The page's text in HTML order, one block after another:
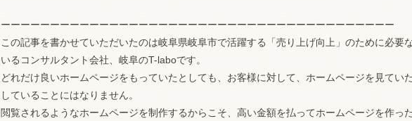
ーーーーーーーーーーーーーーーーーーーーーーーーーーーーーーーーーーーーーーーー
この記事を書かせていただいたのは岐阜県岐阜市で活躍する「売り上げ向上」のために必要
いるコンサルタント会社、岐阜のT-laboです。
どれだけ良いホームページをもっていたとしても、お客様に対して、ホームページを見てい
していることにはなりません。
閲覧されるようなホームページを制作するからこそ、高い金額を払ってホームページを作っ